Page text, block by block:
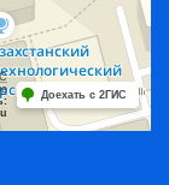
Доехать с 2ГИС